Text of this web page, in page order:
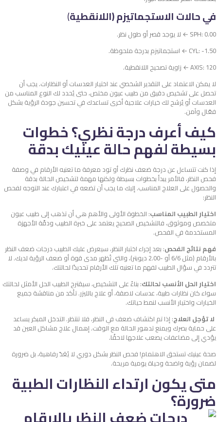
في حالات الاستجماتيزم (اللانقطية)
SPH: 0.00 ← لا يوجد قصر أو طول نظر.
CYL: -1.50 ← استجماتيزم بدرجة ملحوظة.
AXIS: 120 ← زاوية تصحيح اللانقطية.
لا يمكن الاعتماد على التقدير الشخصي عند اختيار العدسات أو النظارات. يجب أن
تحصل على تشخيص دقيق من طبيب عيون مختص، حتى يُحدد لك النوع المناسب من
العدسات أو يُرشح لك خيارات علاجية أخرى تساعدك في تحسين جودة الرؤية بشكل
فعّال وآمن.
كيف أعرف درجة نظري؟ خطوات
بسيطة لفهم حالة عينيك بدقة
إذا كنت تتساءل عن درجة ضعف نظرك أو تود معرفة ما تعنيه الأرقام في وصفة
فحص النظر، فالأمر يبدأ بخطوات بسيطة ولكنها مهمة لتشخيص الحالة بدقة
والحصول على العلاج المناسب. إليك ما يجب أن تضعه في اعتبارك عند التوجه لفحص
النظر:
اختيار الطبيب المناسب: الخطوة الأولى والأهم هي أن تذهب إلى طبيب عيون
متخصص وموثوق، فالتشخيص الصحيح يعتمد على خبرة الطبيب ودقّة الأجهزة
المستخدمة في الفحص.
فهم نتائج الفحص: بعد إجراء اختبار النظر، سيعرض عليك الطبيب درجات ضعف النظر
بالأرقام (مثل 6/6 أو -2.00 ديوبتر)، والتي تُظهر مدى قوة أو ضعف الرؤية لديك. لا
تتردد في سؤال الطبيب لفهم ما تعنيه تلك الأرقام تحديدًا لحالتك.
اختيار الحل الأنسب لحالتك: بناءً على التشخيص، سيقترح الطبيب الحل الأمثل لحالتك
سواء كان نظارات طبية، عدسات لاصقة، أو علاج بالليزر. تأكد من مناقشة جميع
الخيارات واختيار الأنسب لنمط حياتك.
لا تؤجل العلاج: إذا تم اكتشاف ضعف في النظر، فلا تنتظر. التدخل المبكر يساعد
على حماية بصرك ويمنع تدهور الحالة مع الوقت. إهمال علاج مشاكل العين قد
يؤدي إلى مضاعفات يصعب علاجها لاحقًا.
صحة عينيك تستحق الاهتمام! فحص النظر بشكل دوري لا يُعَدّ رفاهية، بل ضرورة
لضمان رؤية واضحة وحياة يومية مريحة.
متى يكون ارتداء النظارات الطبية
ضرورة؟